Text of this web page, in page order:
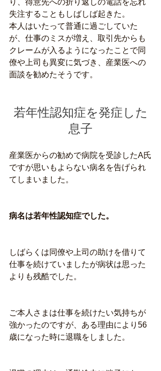
り、得意先への折り返しの電話を忘れ
失注することもしばしば起きた。
本人はいたって普通に過ごしていた
が、仕事のミスが増え、取引先からも
クレームが入るようになったことで同
僚や上司も異変に気づき、産業医への
面談を勧めたそうです。
若年性認知症を発症した
息子
産業医からの勧めで病院を受診したA氏
ですが思いもよらない病名を告げられ
てしまいました。
病名は若年性認知症でした。
しばらくは同僚や上司の助けを借りて
仕事を続けていましたが病状は思った
よりも残酷でした。
ご本人さまは仕事を続けたい気持ちが
強かったのですが、ある理由により56
歳になった時に退職をしました。